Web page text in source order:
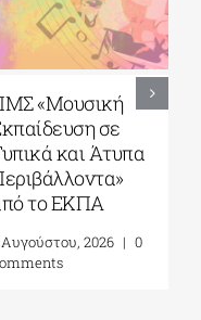
Πανεπιστήμιο
Αιγαίου| Τμήμα
Ωκεανογραφίας
και Θαλασσίων
Βιοεπιστημών|
Μεταπτυχιακών
Σπουδών (ΠΜΣ)